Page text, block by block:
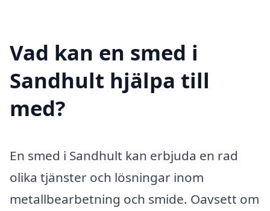
Vad kan en smed i
Sandhult hjälpa till
med?
En smed i Sandhult kan erbjuda en rad
olika tjänster och lösningar inom
metallbearbetning och smide. Oavsett om